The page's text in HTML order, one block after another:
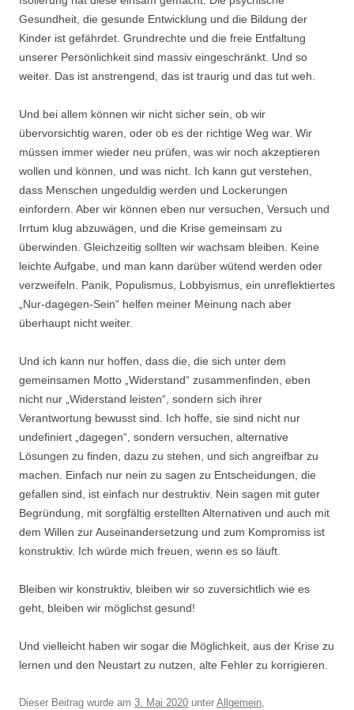
Gesundheit, die gesunde Entwicklung und die Bildung der
Kinder ist gefährdet. Grundrechte und die freie Entfaltung
unserer Persönlichkeit sind massiv eingeschränkt. Und so
weiter. Das ist anstrengend, das ist traurig und das tut weh.
Und bei allem können wir nicht sicher sein, ob wir
übervorsichtig waren, oder ob es der richtige Weg war. Wir
müssen immer wieder neu prüfen, was wir noch akzeptieren
wollen und können, und was nicht. Ich kann gut verstehen,
dass Menschen ungeduldig werden und Lockerungen
einfordern. Aber wir können eben nur versuchen, Versuch und
Irrtum klug abzuwägen, und die Krise gemeinsam zu
überwinden. Gleichzeitig sollten wir wachsam bleiben. Keine
leichte Aufgabe, und man kann darüber wütend werden oder
verzweifeln. Panik, Populismus, Lobbyismus, ein unreflektiertes
„Nur-dagegen-Sein“ helfen meiner Meinung nach aber
überhaupt nicht weiter.
Und ich kann nur hoffen, dass die, die sich unter dem
gemeinsamen Motto „Widerstand“ zusammenfinden, eben
nicht nur „Widerstand leisten“, sondern sich ihrer
Verantwortung bewusst sind. Ich hoffe, sie sind nicht nur
undefiniert „dagegen“, sondern versuchen, alternative
Lösungen zu finden, dazu zu stehen, und sich angreifbar zu
machen. Einfach nur nein zu sagen zu Entscheidungen, die
gefallen sind, ist einfach nur destruktiv. Nein sagen mit guter
Begründung, mit sorgfältig erstellten Alternativen und auch mit
dem Willen zur Auseinandersetzung und zum Kompromiss ist
konstruktiv. Ich würde mich freuen, wenn es so läuft.
Bleiben wir konstruktiv, bleiben wir so zuversichtlich wie es
geht, bleiben wir möglichst gesund!
Und vielleicht haben wir sogar die Möglichkeit, aus der Krise zu
lernen und den Neustart zu nutzen, alte Fehler zu korrigieren.
Dieser Beitrag wurde am 3. Mai 2020 unter Allgemein,